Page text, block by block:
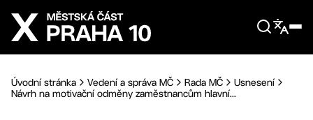
Přejít na hlavní obsah
Úvodní stránka Vedení a správa MČ Rada MČ
Usnesení
Návrh na motivační odměny zaměstnancům hlavní...